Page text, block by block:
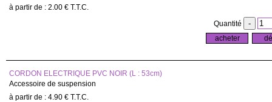
2.00 € T.T.C.
Quantité
CORDON ELECTRIQUE PVC NOIR (L : 53cm)
Accessoire de suspension
4.90 € T.T.C.